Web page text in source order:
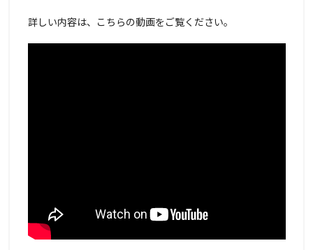
詳しい内容は、こちらの動画をご覧ください。